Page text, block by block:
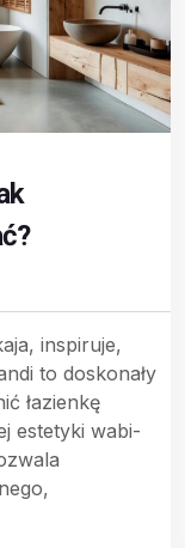
inspiruje,
to doskonały
łazienkę
estetyki wabi-